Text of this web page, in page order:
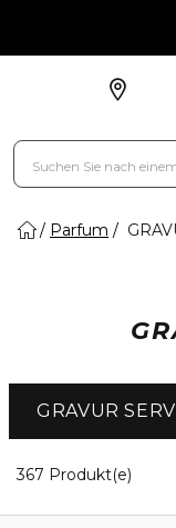
Parfum
GRAVUR
367 Produkt(e)